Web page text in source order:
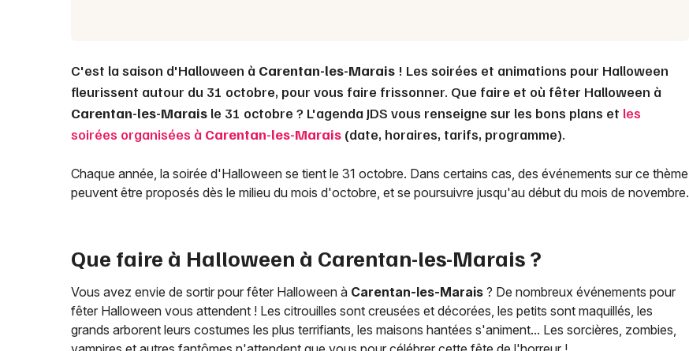
C'est la saison d'Halloween à Carentan-les-Marais ! Les soirées et animations pour Halloween
fleurissent autour du 31 octobre, pour vous faire frissonner. Que faire et où fêter Halloween à
Carentan-les-Marais le 31 octobre ? L'agenda JDS vous renseigne sur les bons plans et les
soirées organisées à Carentan-les-Marais (date, horaires, tarifs, programme).
Chaque année, la soirée d'Halloween se tient le 31 octobre. Dans certains cas, des événements sur ce thème
peuvent être proposés dès le milieu du mois d'octobre, et se poursuivre jusqu'au début du mois de novembre.
Que faire à Halloween à Carentan-les-Marais ?
Vous avez envie de sortir pour fêter Halloween à Carentan-les-Marais ? De nombreux événements pour
fêter Halloween vous attendent ! Les citrouilles sont creusées et décorées, les petits sont maquillés, les
grands arborent leurs costumes les plus terrifiants, les maisons hantées s'animent... Les sorcières, zombies,